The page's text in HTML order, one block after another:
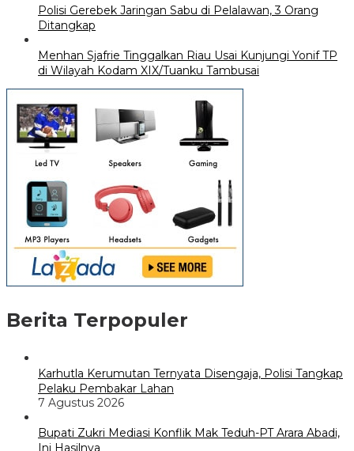
Polisi Gerebek Jaringan Sabu di Pelalawan, 3 Orang
Ditangkap
Menhan Sjafrie Tinggalkan Riau Usai Kunjungi Yonif TP
di Wilayah Kodam XIX/Tuanku Tambusai
Berita Terpopuler
Karhutla Kerumutan Ternyata Disengaja, Polisi Tangkap
Pelaku Pembakar Lahan
7 Agustus 2026
Bupati Zukri Mediasi Konflik Mak Teduh-PT Arara Abadi,
Ini Hasilnya